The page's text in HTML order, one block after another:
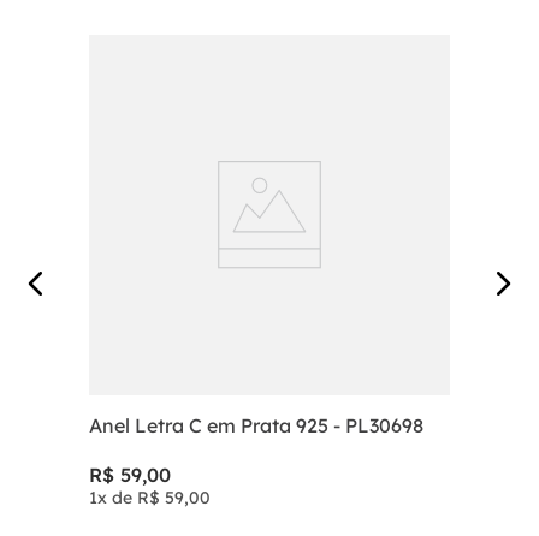
Anel Letra C em Prata 925 - PL30698
R$ 59,00
1x de R$ 59,00